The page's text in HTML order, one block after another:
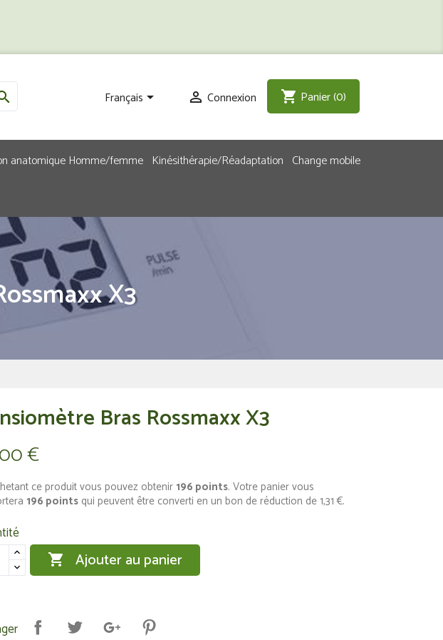
Français  Connexion shopping_cart Panier(0)
anatomique Homme/femme Kinésithérapie/Réadaptation Change mobile
X3
Bras Rossmaxx X3
€
ce produit vous pouvez obtenir196 points. Votre panier vous
196 points qui peuvent être converti en un bon de réduction de1,31 €.
 Ajouter au panier